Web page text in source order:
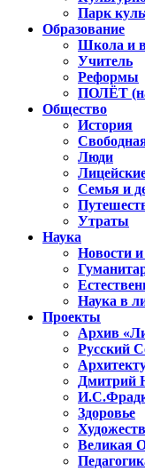
Парк
Образование
Школа и
Учитель
Реформы
ПОЛЁТ
Общество
История
Люди
Семья и
Утраты
Наука
Новости
Наука в
Проекты
Архив
Русский
Дмитрий
Здоровье
Великая